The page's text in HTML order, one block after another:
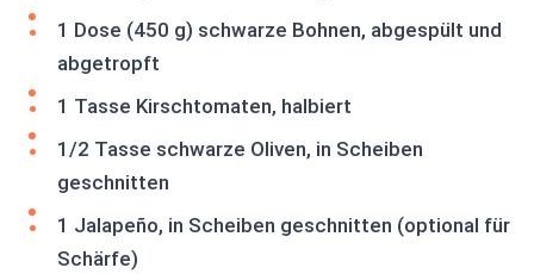
1 Dose (450 g) schwarze Bohnen, abgespült und
abgetropft
1 Tasse Kirschtomaten, halbiert
1/2 Tasse schwarze Oliven, in Scheiben
geschnitten
1 Jalapeño, in Scheiben geschnitten (optional für
Schärfe)